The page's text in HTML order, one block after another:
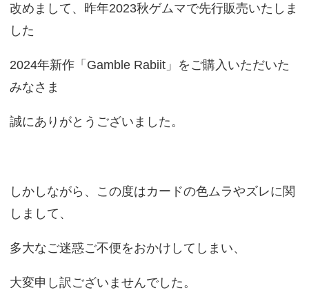
改めまして、昨年2023秋ゲムマで先行販売いたしま
した
2024年新作「Gamble Rabiit」をご購入いただいた
みなさま
誠にありがとうございました。
しかしながら、この度はカードの色ムラやズレに関
しまして、
多大なご迷惑ご不便をおかけしてしまい、
大変申し訳ございませんでした。